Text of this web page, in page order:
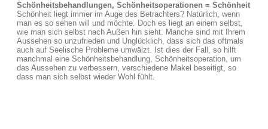
Schönheitsbehandlungen, Schönheitsoperationen = Schönheit
Schönheit liegt immer im Auge des Betrachters? Natürlich, wenn
man es so sehen will und möchte. Doch es liegt an einem selbst,
wie man sich selbst nach Außen hin sieht. Manche sind mit Ihrem
Aussehen so unzufrieden und Unglücklich, dass sich das oftmals
auch auf Seelische Probleme umwälzt. Ist dies der Fall, so hilft
manchmal eine Schönheitsbehandlung, Schönheitsoperation, um
das Aussehen zu verbessern, verschiedene Makel beseitigt, so
dass man sich selbst wieder Wohl fühlt.